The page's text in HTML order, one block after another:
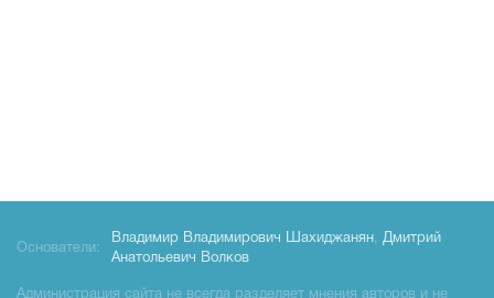
Основатели:
Владимир Владимирович Шахиджанян, Дмитрий
Анатольевич Волков
Администрация сайта не всегда разделяет мнения авторов и не